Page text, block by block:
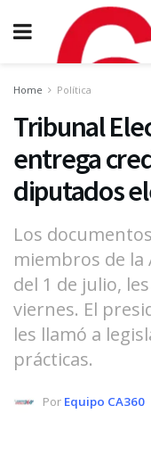
Home Política
Tribunal
entrega
diputados
Los
miembros de la
del 1 de julio,
viernes. El
les llamó a
prácticas.
Por Equipo CA360